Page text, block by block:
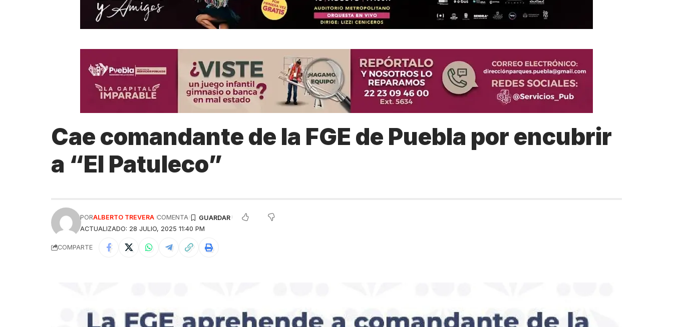
Cae comandante de la FGE de Puebla por encubrir
a “El Patuleco”
ACTUALIZADO: 28 JULIO, 2025 11:40 PM
PORALBERTO TREVERA COMENTA
COMPARTE